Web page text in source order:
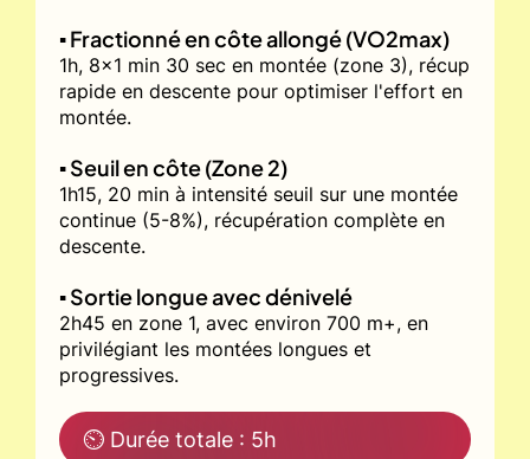
▪️ Fractionné en côte allongé (VO2max)
1h, 8x1 min 30 sec en montée (zone 3), récup
rapide en descente pour optimiser l'effort en
montée.
▪️ Seuil en côte (Zone 2)
1h15, 20 min à intensité seuil sur une montée
continue (5-8%), récupération complète en
descente.
▪️ Sortie longue avec dénivelé
2h45 en zone 1, avec environ 700 m+, en
privilégiant les montées longues et
progressives.
⏲ Durée totale : 5h